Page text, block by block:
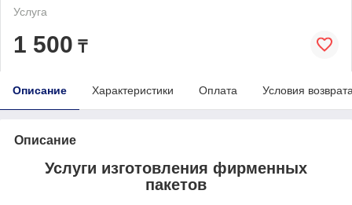
Услуга
1 500 ₸
Описание Характеристики Оплата Условия
Описание
Услуги изготовления фирменных
пакетов